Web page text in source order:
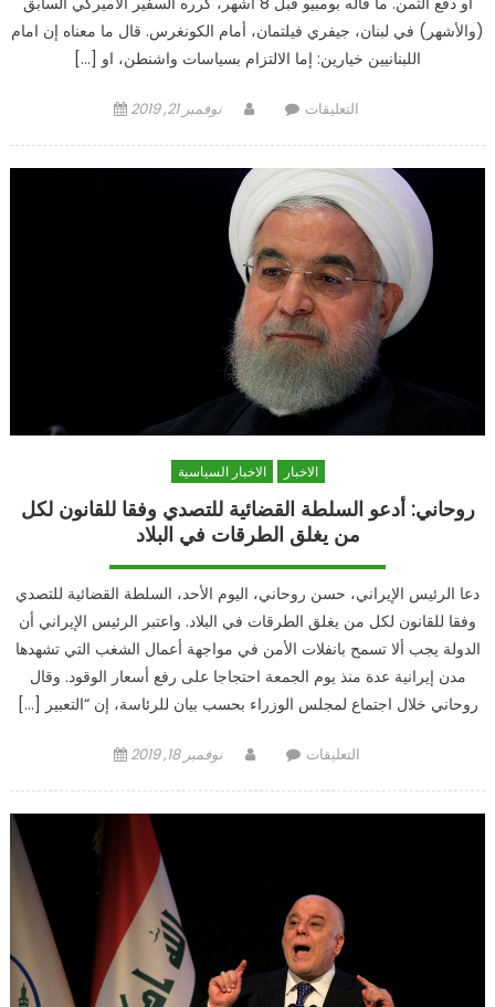
(والأشهر) في لبنان، جيفري فيلتمان، أمام الكونغرس. قال ما معناه إن امام
اللبنانيين خيارين: إما الالتزام بسياسات واشنطن، او […]
Postedنوفمبر 21, 2019 Authorالتعليقات
خياراتنا
أو
الفوضى!
مغلقة
الاخبار الاخبار السياسية
روحاني: أدعو السلطة القضائية للتصدي وفقا للقانون لكل
من يغلق الطرقات في البلاد
دعا الرئيس الإيراني، حسن روحاني، اليوم الأحد، السلطة القضائية للتصدي
وفقا للقانون لكل من يغلق الطرقات في البلاد. واعتبر الرئيس الإيراني أن
الدولة يجب ألا تسمح بانفلات الأمن في مواجهة أعمال الشغب التي تشهدها
مدن إيرانية عدة منذ يوم الجمعة احتجاجا على رفع أسعار الوقود. وقال
روحاني خلال اجتماع لمجلس الوزراء بحسب بيان للرئاسة، إن “التعبير […]
Posted نوفمبر 18, 2019 Authorالتعليقاتعلى
من